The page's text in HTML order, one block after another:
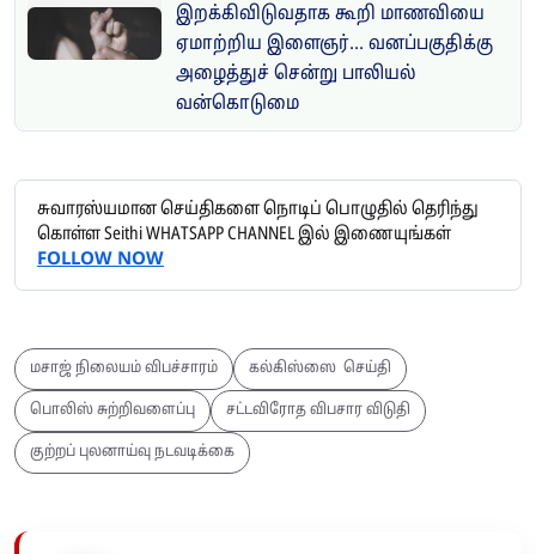
இறக்கிவிடுவதாக கூறி மாணவியை
ஏமாற்றிய இளைஞர்... வனப்பகுதிக்கு
அழைத்துச் சென்று பாலியல்
வன்கொடுமை
சுவாரஸ்யமான செய்திகளை நொடிப் பொழுதில் தெரிந்து
கொள்ள Seithi WHATSAPP CHANNEL இல் இணையுங்கள்
FOLLOW NOW
மசாஜ் நிலையம் விபச்சாரம் கல்கிஸ்ஸை செய்தி
பொலிஸ் சுற்றிவளைப்பு சட்டவிரோத விபசார விடுதி
குற்றப் புலனாய்வு நடவடிக்கை